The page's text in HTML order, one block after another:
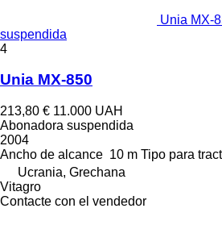
Unia MX-
suspendida
4
Unia MX-850
213,80 € 11.000 UAH
Abonadora suspendida
2004
Ancho de alcance 10 m Tipo para
Ucrania, Grechana
Vitagro
Contacte con el vendedor